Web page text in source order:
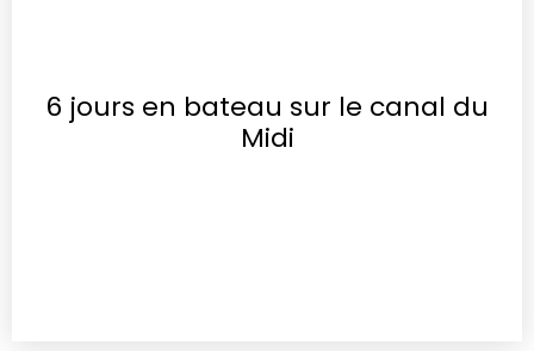
6 jours en bateau sur le canal du
Midi